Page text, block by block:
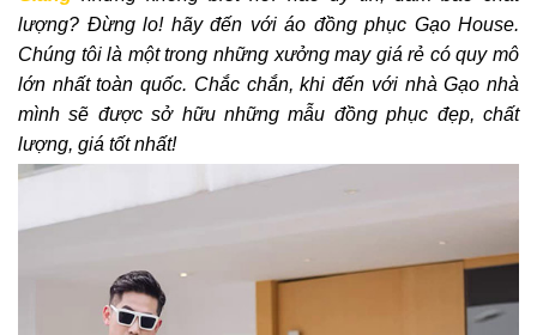
lượng? Đừng lo! hãy đến với áo đồng phục Gạo House.
Chúng tôi là một trong những xưởng may giá rẻ có quy mô
lớn nhất toàn quốc. Chắc chắn, khi đến với nhà Gạo nhà
mình sẽ được sở hữu những mẫu đồng phục đẹp, chất
lượng, giá tốt nhất!